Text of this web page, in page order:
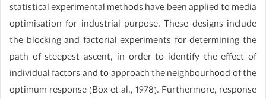
statistical experimental methods have been applied to media
optimisation for industrial purpose. These designs include
the blocking and factorial experiments for determining the
path of steepest ascent, in order to identify the effect of
individual factors and to approach the neighbourhood of the
optimum response (Box et al., 1978). Furthermore, response